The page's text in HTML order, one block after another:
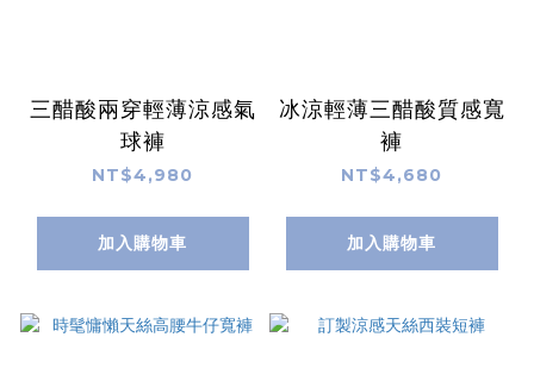
三醋酸兩穿輕薄涼感氣
球褲
NT$4,980
加入購物車
冰涼輕薄三醋酸質感寬
褲
NT$4,680
加入購物車